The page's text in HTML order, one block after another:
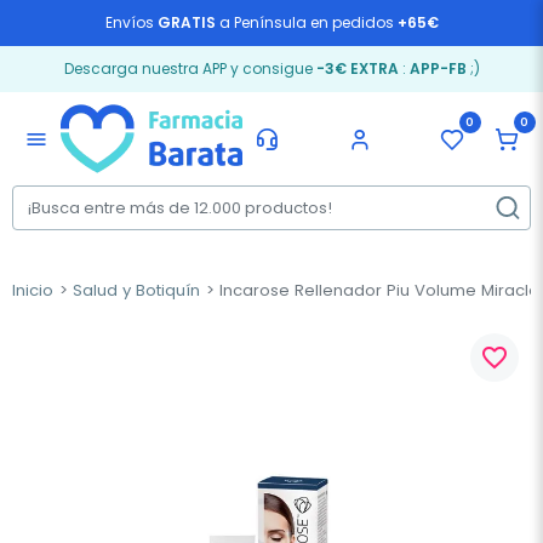
Envíos GRATIS a Península en pedidos +65€
Descarga nuestra APP y consigue -3€ EXTRA: APP-FB ;)
menu
0 0
Inicio Salud y Botiquín Incarose Rellenador Piu Volume Miracle,
favorite_border